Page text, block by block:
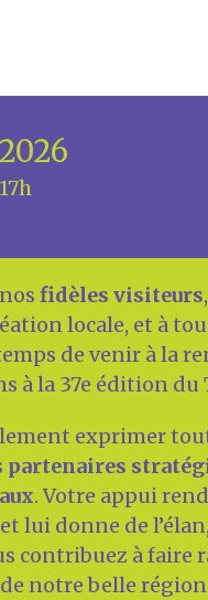
fidèles visiteurs
locale, et à
de venir à la
à la 37e édition du
exprimer
partenaires
.Votre appui
lui donne de
contribuez à faire
notre belle